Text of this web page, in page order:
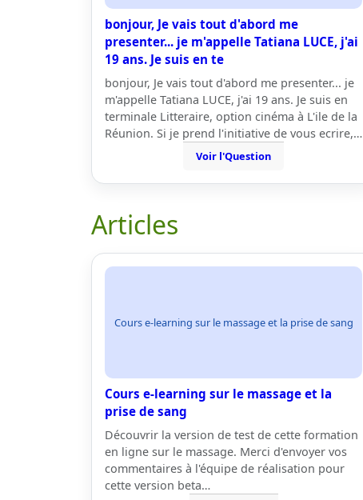
bonjour, Je vais tout d'abord me
presenter... je m'appelle Tatiana LUCE, j'ai
19 ans. Je suis en te
bonjour, Je vais tout d'abord me presenter... je
m'appelle Tatiana LUCE, j'ai 19 ans. Je suis en
terminale Litteraire, option cinéma à L'ile de la
Réunion. Si je prend l'initiative de vous ecrire,…
Voir l'Question
Articles
Cours e-learning sur le massage et la prise de sang
Cours e-learning sur le massage et la
prise de sang
Découvrir la version de test de cette formation
en ligne sur le massage. Merci d'envoyer vos
commentaires à l'équipe de réalisation pour
cette version beta…